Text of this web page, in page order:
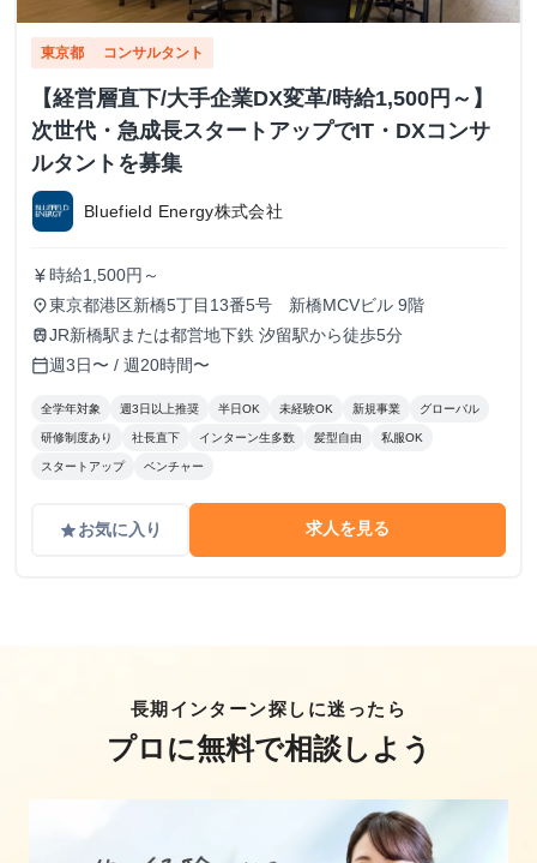
東京都 コンサルタント
【経営層直下/大手企業DX変革/時給1,500円～】
次世代・急成長スタートアップでIT・DXコンサ
ルタントを募集
Bluefield Energy株式会社
currency_yen 時給1,500円～
place東京都港区新橋5丁目13番5号 新橋MCVビル 9階
trainJR新橋駅または都営地下鉄 汐留駅から徒歩5分
calendar_today週3日〜 / 週20時間〜
全学年対象 週3日以上推奨 半日OK 未経験OK 新規事業 グローバル
研修制度あり 社長直下 インターン生多数 髪型自由 私服OK
スタートアップ ベンチャー
gradeお気に入り 求人を見る
長期インターン探しに迷ったら
プロに無料で相談しよう